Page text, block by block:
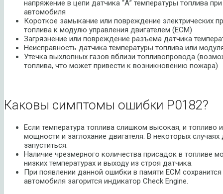
напряжение в цепи датчика “А” температуры топлива
автомобиля
Короткое замыкание или повреждение электрических
топлива к модулю управления двигателем (ECM)
Загрязнение или повреждение разъема датчика
Неисправность датчика температуры топлива или
Утечка выхлопных газов вблизи топливопровода
топлива, что может привести к возникновению пожара)
Каковы симптомы ошибки P0182?
Если температура топлива слишком высокая, и топливо
мощности и заглохание двигателя. В некоторых
запуститься.
Наличие чрезмерного количества присадок в топливе
низких температурах и выходу из строя датчика.
При появлении данной ошибки в памяти ECM
автомобиля загорится индикатор Check Engine.